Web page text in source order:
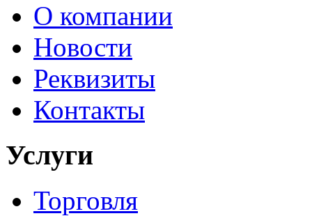
О компании
Новости
Реквизиты
Контакты
Услуги
Торговля